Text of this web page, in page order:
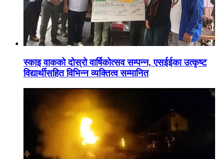
स्काइ वाकको दोस्रो वार्षिकोत्सव सम्पन्न, एसईईका उत्कृष्ट
विद्यार्थीसहित विभिन्न व्यक्तित्व सम्मानित